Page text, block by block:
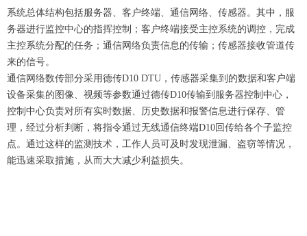
系统总体结构包括服务器、客户终端、通信网络、传感器。其中，服
务器进行监控中心的指挥控制；客户终端接受主控系统的调控，完成
主控系统分配的任务；通信网络负责信息的传输；传感器接收管道传
来的信号。
通信网络数传部分采用德传D10 DTU，传感器采集到的数据和客户端
设备采集的图像、视频等参数通过德传D10传输到服务器控制中心，
控制中心负责对所有实时数据、历史数据和报警信息进行保存、管
理，经过分析判断，将指令通过无线通信终端D10回传给各个子监控
点。通过这样的监测技术，工作人员可及时发现泄漏、盗窃等情况，
能迅速采取措施，从而大大减少利益损失。